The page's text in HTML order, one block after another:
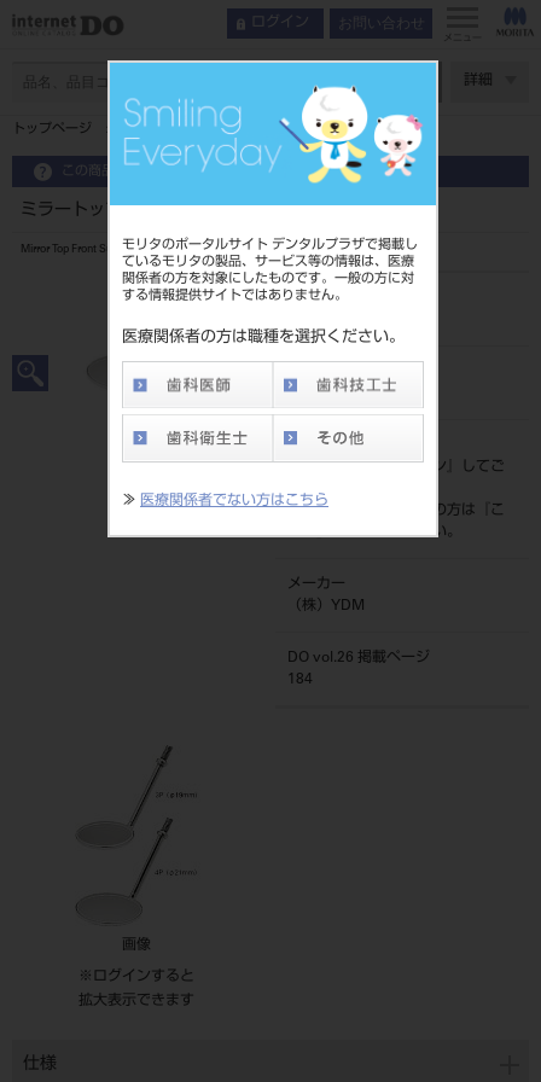
モリタのポータルサイト デンタルプラザで掲載し
ているモリタの製品、サービス等の情報は、医療
関係者の方を対象にしたものです。一般の方に対
する情報提供サイトではありません。
医療関係者の方は職種を選択ください。
≫ 医療関係者でない方はこちら
ログイン お問い合わせ
メニュー
詳細
トップページ ミラートップ フロントサーフェイス 12入 4P
この商品に関するお問い合わせ
ミラートップ フロントサーフェイス 12入 4P
Mirror Top Front Surface
品目コード
4963931130795
標準価格
価格の確認は『ログイン
』してご
ネット会員登録がまだの方は『
こ
ちら』より登録ください。
メーカー
（株）YDM
DO vol.26 掲載ページ
184
画像
※ログインすると
拡大表示できます
仕様